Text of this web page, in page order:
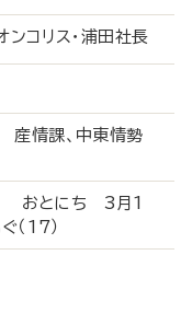
リス・浦田社長
情課、中東情勢
おとにち 3月1
（17）